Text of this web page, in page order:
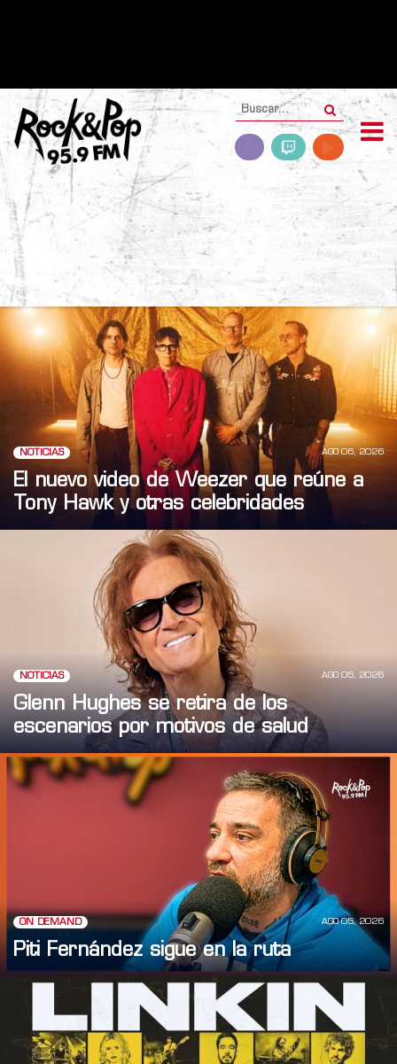
NOTICIAS AGO 06, 2026
El nuevo video de Weezer que reúne a
Tony Hawk y otras celebridades
NOTICIAS AGO 05, 2026
Glenn Hughes se retira de los
escenarios por motivos de salud
ON DEMAND AGO 05, 2026
Piti Fernández sigue en la ruta